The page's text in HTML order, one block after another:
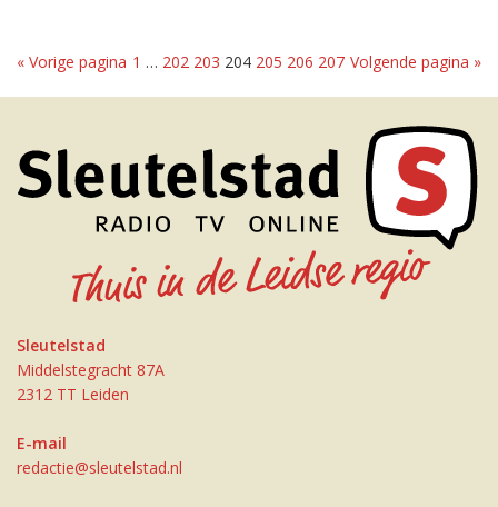
« Vorige pagina 1 … 202 203 204 205 206 207 Volgende pagina »
Sleutelstad
Middelstegracht 87A
2312 TT Leiden
E-mail
redactie@sleutelstad.nl